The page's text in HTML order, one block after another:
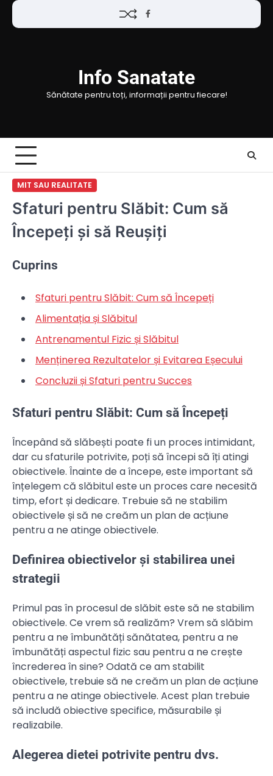
Skip
Facebook
Info Sanatate
Sănătate pentru toți, informații pentru fiecare!
MIT SAU REALITATE
Sfaturi pentru Slăbit: Cum să
Începeți și să Reușiți
Cuprins
Sfaturi pentru Slăbit: Cum să Începeți
Alimentația și Slăbitul
Antrenamentul Fizic și Slăbitul
Menținerea Rezultatelor și Evitarea Eșecului
Concluzii și Sfaturi pentru Succes
Sfaturi pentru Slăbit: Cum să Începeți
Începând să slăbești poate fi un proces intimidant,
dar cu sfaturile potrivite, poți să începi să îți atingi
obiectivele. Înainte de a începe, este important să
înțelegem că slăbitul este un proces care necesită
timp, efort și dedicare. Trebuie să ne stabilim
obiectivele și să ne creăm un plan de acțiune
pentru a ne atinge obiectivele.
Definirea obiectivelor și stabilirea unei
strategii
Primul pas în procesul de slăbit este să ne stabilim
obiectivele. Ce vrem să realizăm? Vrem să slăbim
pentru a ne îmbunătăți sănătatea, pentru a ne
îmbunătăți aspectul fizic sau pentru a ne crește
încrederea în sine? Odată ce am stabilit
obiectivele, trebuie să ne creăm un plan de acțiune
pentru a ne atinge obiectivele. Acest plan trebuie
să includă obiective specifice, măsurabile și
realizabile.
Alegerea dietei potrivite pentru dvs.